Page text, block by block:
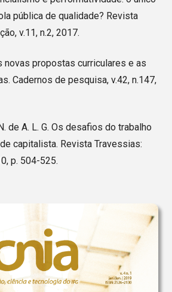
pública de qualidade? Revista
v.11, n.2, 2017.
novas propostas curriculares e as
Cadernos de pesquisa, v.42, n.147,
de A. L. G. Os desafios do trabalho
capitalista. Revista Travessias:
p. 504-525.